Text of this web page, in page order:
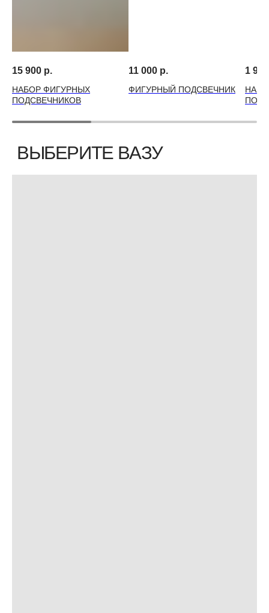
15 900 р.
НАБОР ФИГУРНЫХ
ПОДСВЕЧНИКОВ
11 000 р.
ФИГУРНЫЙ ПОДСВЕЧНИК
1 990